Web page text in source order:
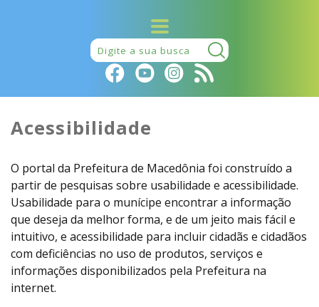
Pesquisar:
Acessibilidade
O portal da Prefeitura de Macedônia foi construído a
partir de pesquisas sobre usabilidade e acessibilidade.
Usabilidade para o munícipe encontrar a informação
que deseja da melhor forma, e de um jeito mais fácil e
intuitivo, e acessibilidade para incluir cidadãs e cidadãos
com deficiências no uso de produtos, serviços e
informações disponibilizados pela Prefeitura na
internet.